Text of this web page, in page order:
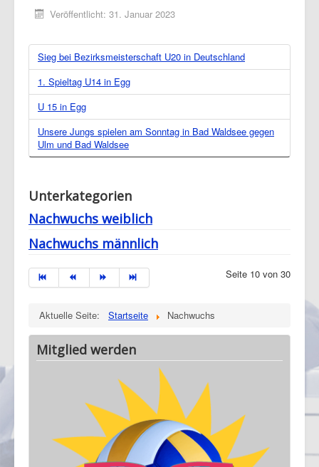
Veröffentlicht: 31. Januar 2023
Sieg bei Bezirksmeisterschaft U20 in Deutschland
1. Spieltag U14 in Egg
U 15 in Egg
Unsere Jungs spielen am Sonntag in Bad Waldsee gegen
Ulm und Bad Waldsee
Unterkategorien
Nachwuchs weiblich
Nachwuchs männlich
Seite 10 von 30
Aktuelle Seite: Startseite Nachwuchs
Mitglied werden